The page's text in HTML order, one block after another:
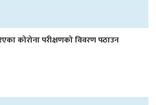
कोरोना परीक्षणको विवरण पठाउन